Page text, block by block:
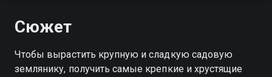
Сюжет
Чтобы вырастить крупную и сладкую садовую
землянику, получить самые крепкие и хрустящие